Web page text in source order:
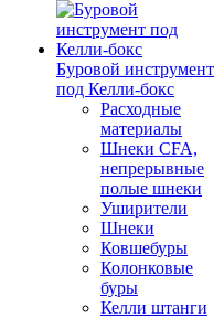
Буровой инструмент
под Келли-бокс
Расходные
материалы
Шнеки CFA,
непрерывные
полые шнеки
Уширители
Шнеки
Ковшебуры
Колонковые
буры
Келли штанги